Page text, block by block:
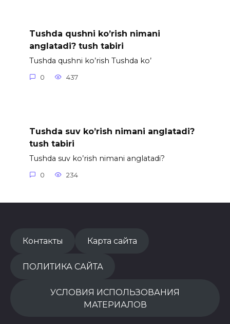
Tushda qushni ko’rish nimani
anglatadi? tush tabiri
Tushda qushni ko’rish Tushda ko’
0 437
Tushda suv ko’rish nimani anglatadi?
tush tabiri
Tushda suv ko’rish nimani anglatadi?
0 234
Контакты Карта сайта
ПОЛИТИКА САЙТА
УСЛОВИЯ ИСПОЛЬЗОВАНИЯ
МАТЕРИАЛОВ